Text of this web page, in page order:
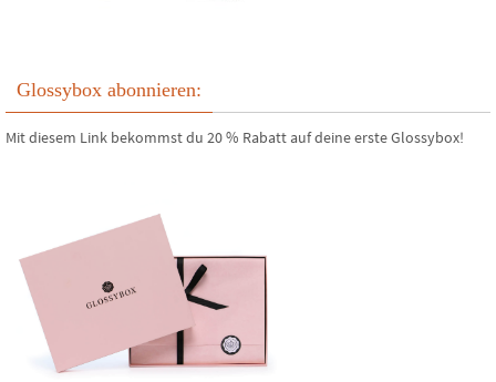
Glossybox abonnieren:
Mit diesem Link bekommst du 20 % Rabatt auf deine erste Glossybox!